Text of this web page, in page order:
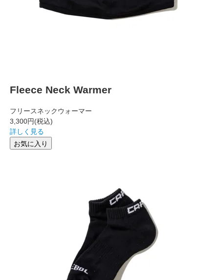
Fleece Neck Warmer
フリースネックウォーマー
3,300円(税込)
詳しく見る
お気に入り